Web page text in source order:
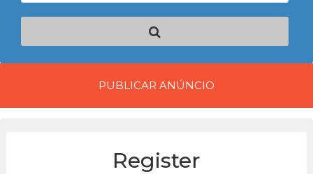
PUBLICAR ANÚNCIO
Register